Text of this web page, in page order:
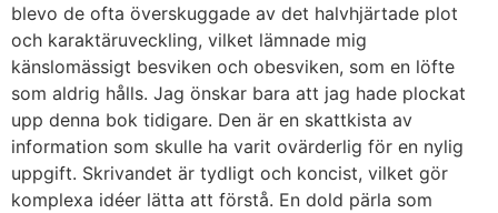
blevo de ofta överskuggade av det halvhjärtade plot
och karaktäruveckling, vilket lämnade mig
känslomässigt besviken och obesviken, som en löfte
som aldrig hålls. Jag önskar bara att jag hade plockat
upp denna bok tidigare. Den är en skattkista av
information som skulle ha varit ovärderlig för en nylig
uppgift. Skrivandet är tydligt och koncist, vilket gör
komplexa idéer lätta att förstå. En dold pärla som